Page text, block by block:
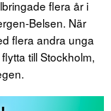
flera år i
Belsen. När
flera andra unga
till Stockholm,